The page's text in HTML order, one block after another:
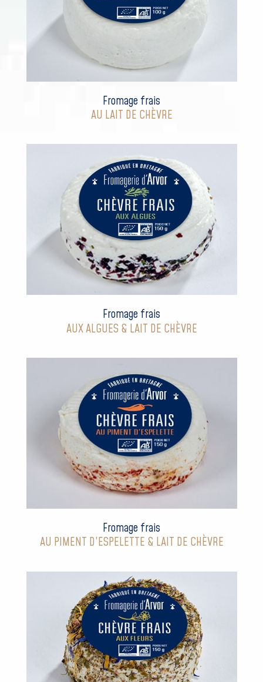
Fromage frais
AU LAIT DE CHÈVRE
Fromage frais
AUX ALGUES & LAIT DE CHÈVRE
Fromage frais
AU PIMENT D’ESPELETTE & LAIT DE CHÈVRE